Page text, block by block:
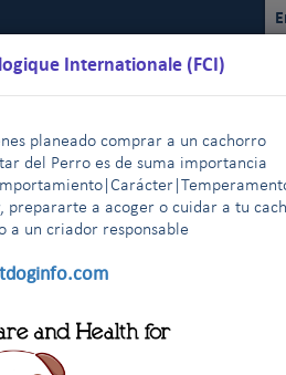
Internationale (FCI)
planeado comprar a un cachorro
del Perro es de suma importancia
prepararte a acoger o cuidar a tu
a un criador responsable
Resultados